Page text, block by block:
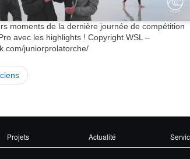
moments de la dernière journée de compétition
avec les highlights ! Copyright WSL –
juniorprolatorche/
Projets Actualité